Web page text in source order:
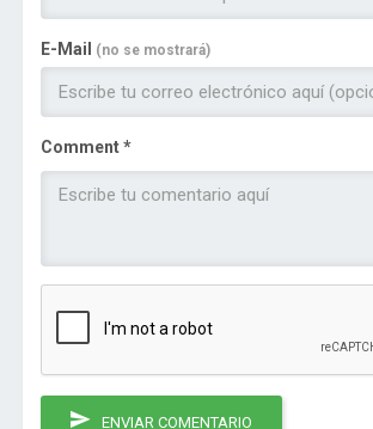
E-Mail (no se mostrará)
Comment *
ENVIAR COMENTARIO